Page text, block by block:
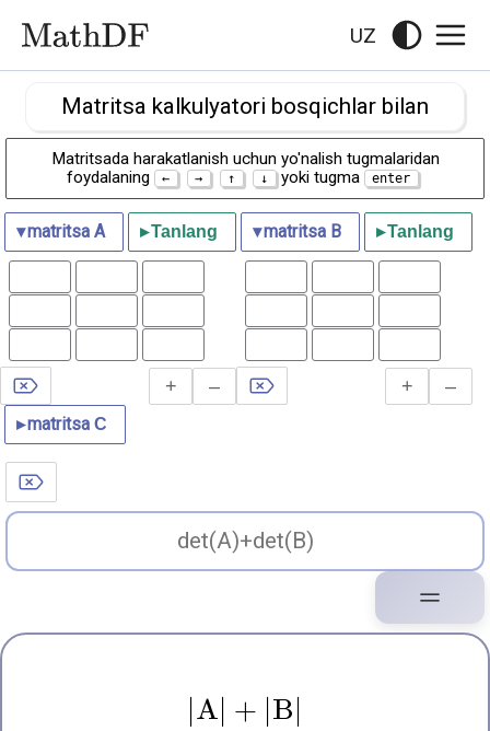
UZ
Matritsa kalkulyatori bosqichlar bilan
Matritsada harakatlanish uchun yo'nalish tugmalaridan
foydalaning
yoki tugma
▾matritsa A ▸Tanlang
+ –
▾matritsa B ▸Tanlang
+ –
▸matritsa С
A + B